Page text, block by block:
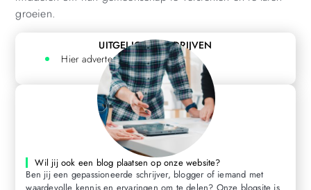
groeien.
UITGELICHTE BEDRIJVEN
Hier adverteren? Klik hier
Wil jij ook een blog plaatsen op onze website?
Ben jij een gepassioneerde schrijver, blogger of iemand met
waardevolle kennis en ervaringen om te delen? Onze blogsite is